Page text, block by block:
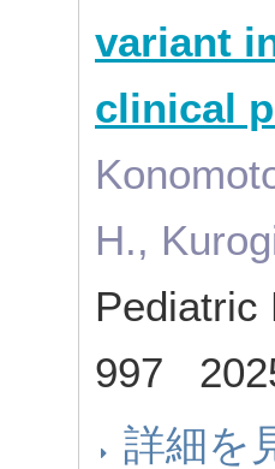
variant
clinical
H.,
997
詳細を